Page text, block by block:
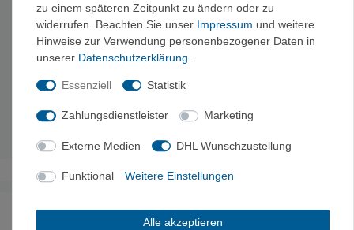
5mm 19,5 g/m 5,1 KN
Noch sind keine Bewertungen vorhanden.
zu einem späteren Zeitpunkt zu ändern oder zu
widerrufen. Beachten Sie unser Impressum und weitere
Hinweise zur Verwendung personenbezogener Daten in
unserer Daten­schutz­erklärung
Essenziell Statistik
Zahlungsdienstleister Marketing
Externe Medien DHL Wunschzustellung
Funktional Weitere Einstellungen
Alle akzeptieren